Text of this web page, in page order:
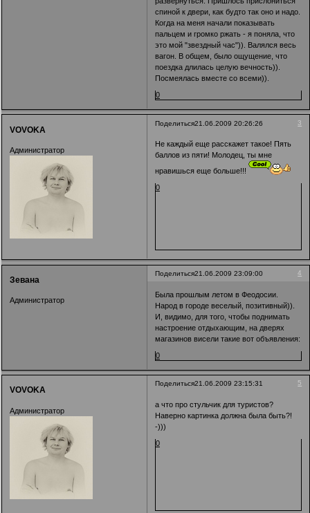
спиной к двери, как будто так оно и надо.
Когда на меня начали показывать
пальцем и громко ржать - я поняла, что
это мой "звездный час")). Валялся весь
вагон. В общем, было ощущение, что
поездка длилась целую вечность)).
Посмеялась вместе со всеми)).
0
Поделиться 3
21.06.2009 20:26:26
VOVOKA
Администратор
Не каждый еще расскажет такое! Пять
баллов из пяти! Молодец, ты мне
нравишься еще больше!!!
0
Поделиться 4
21.06.2009 23:09:00
Зевана
Администратор
Была прошлым летом в Феодосии.
Народ в городе веселый, позитивный)).
И, видимо, для того, чтобы поднимать
настроение отдыхающим, на дверях
магазинов висели такие вот объявления:
0
Поделиться 5
21.06.2009 23:15:31
VOVOKA
Администратор
а что про стульчик для туристов?
Наверно картинка должна была быть?!
-)))
0